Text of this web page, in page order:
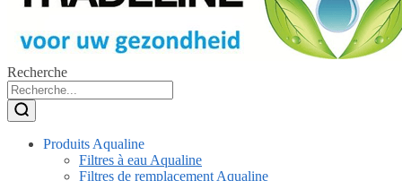
Recherche
Produits Aqualine
Filtres à eau Aqualine
Filtres de remplacement Aqualine